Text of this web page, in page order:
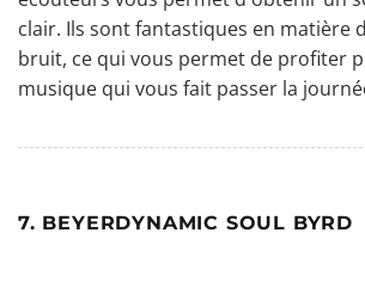
clair. Ils sont fantastiques en matière
bruit, ce qui vous permet de profiter
musique qui vous fait passer la
7. BEYERDYNAMIC SOUL BYRD